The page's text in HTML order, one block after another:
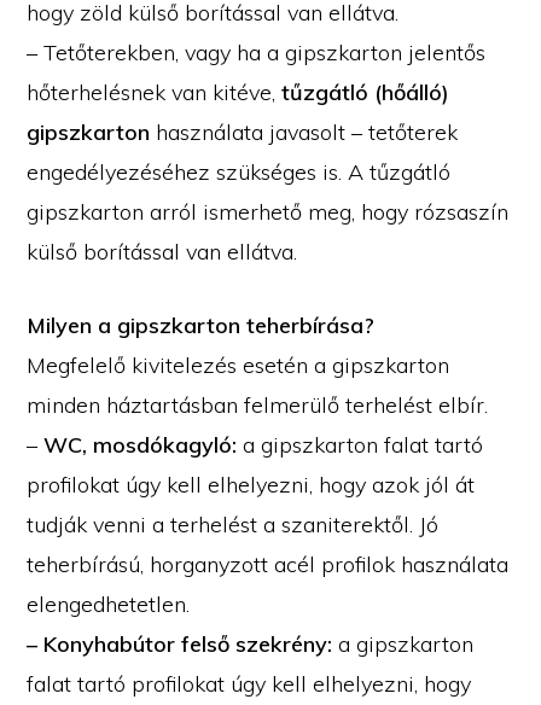
hogy zöld külső borítással van ellátva.
– Tetőterekben, vagy ha a gipszkarton jelentős
hőterhelésnek van kitéve,tűzgátló (hőálló)
gipszkarton használata javasolt – tetőterek
engedélyezéséhez szükséges is. A tűzgátló
gipszkarton arról ismerhető meg, hogy rózsaszín
külső borítással van ellátva.
Milyen a gipszkarton teherbírása?
Megfelelő kivitelezés esetén a gipszkarton
minden háztartásban felmerülő terhelést elbír.
–WC, mosdókagyló: a gipszkarton falat tartó
profilokat úgy kell elhelyezni, hogy azok jól át
tudják venni a terhelést a szaniterektől. Jó
teherbírású, horganyzott acél profilok használata
elengedhetetlen.
– Konyhabútor felső szekrény: a gipszkarton
falat tartó profilokat úgy kell elhelyezni, hogy